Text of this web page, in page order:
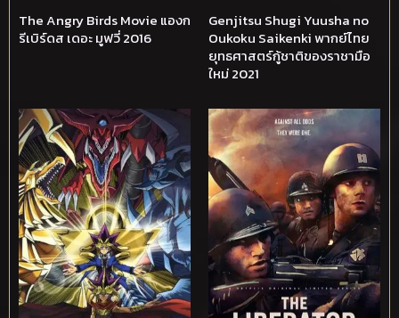
The Angry Birds Movie แองก
รีเบิร์ดส เดอะ มูฟวี่ 2016
Genjitsu Shugi Yuusha no
Oukoku Saikenki พากย์ไทย
ยุทธศาสตร์กู้ชาติของราชามือ
ใหม่ 2021